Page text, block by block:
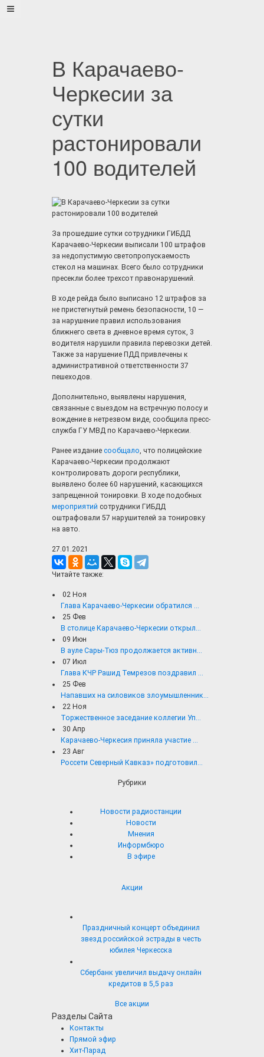
В Карачаево-
Черкесии за
сутки
растонировали
100 водителей
За прошедшие сутки сотрудники ГИБДД
Карачаево-Черкесии выписали 100 штрафов
за недопустимую светопропускаемость
стекол на машинах. Всего было сотрудники
пресекли более трехсот правонарушений.
В ходе рейда было выписано 12 штрафов за
не пристегнутый ремень безопасности, 10 —
за нарушение правил использования
ближнего света в дневное время суток, 3
водителя нарушили правила перевозки детей.
Также за нарушение ПДД привлечены к
административной ответственности 37
пешеходов.
Дополнительно, выявлены нарушения,
связанные с выездом на встречную полосу и
вождение в нетрезвом виде, сообщила пресс-
служба ГУ МВД по Карачаево-Черкесии.
Ранее издание сообщало, что полицейские
Карачаево-Черкесии продолжают
контролировать дороги республики,
выявлено более 60 нарушений, касающихся
запрещенной тонировки. В ходе подобных
мероприятий сотрудники ГИБДД
оштрафовали 57 нарушителей за тонировку
на авто.
27.01.2021
Читайте также:
02 Ноя
Глава Карачаево-Черкесии обратился ...
25 Фев
В столице Карачаево-Черкесии открыл...
09 Июн
В ауле Сары-Тюз продолжается активн...
07 Июл
Глава КЧР Рашид Темрезов поздравил ...
25 Фев
Напавших на силовиков злоумышленник...
22 Ноя
Торжественное заседание коллегии Уп...
30 Апр
Карачаево-Черкесия приняла участие ...
23 Авг
Россети Северный Кавказ» подготовил...
Рубрики
Новости радиостанции
Новости
Мнения
Информбюро
В эфире
Акции
Праздничный концерт объединил
звезд российской эстрады в честь
юбилея Черкесска
Сбербанк увеличил выдачу онлайн
кредитов в 5,5 раз
Все акции
Разделы Сайта
Контакты
Прямой эфир
Хит-Парад